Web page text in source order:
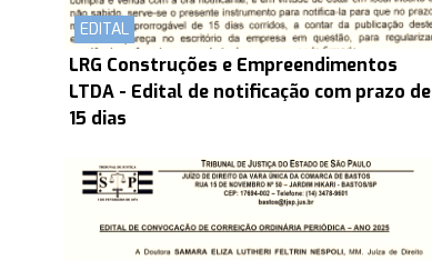
EDITAL
LRG Construções e Empreendimentos
LTDA - Edital de notificação com prazo de
15 dias